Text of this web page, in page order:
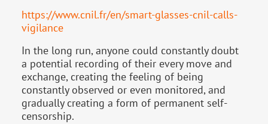
https://www.cnil.fr/en/smart-glasses-cnil-calls-
vigilance
In the long run, anyone could constantly doubt
a potential recording of their every move and
exchange, creating the feeling of being
constantly observed or even monitored, and
gradually creating a form of permanent self-
censorship.